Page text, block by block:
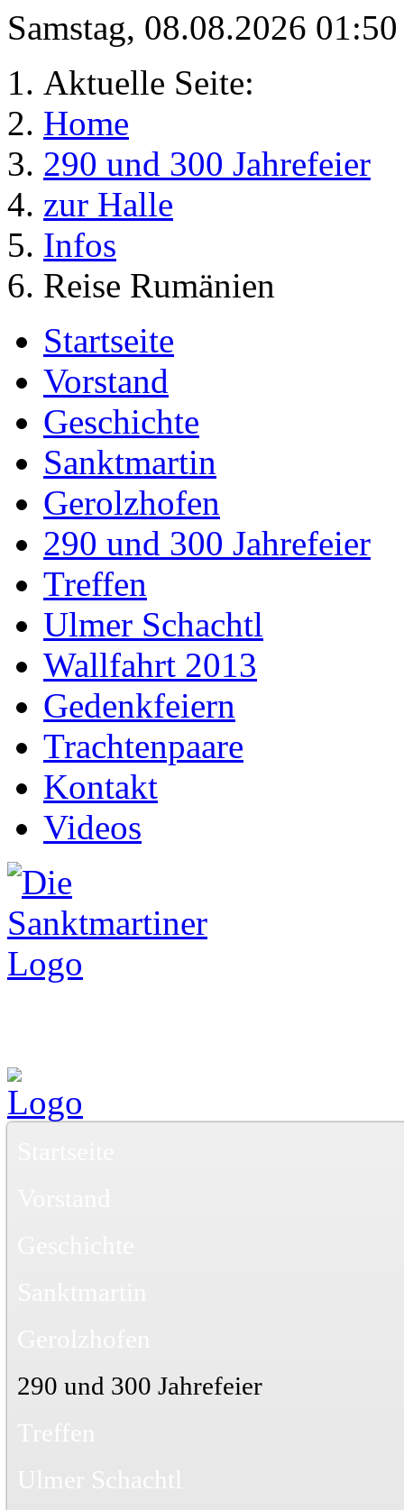
Samstag, 08.08.2026
Aktuelle Seite:
Home
290 und 300 Jahrefeier
zur Halle
Infos
Reise Rumänien
Startseite
Vorstand
Geschichte
Sanktmartin
Gerolzhofen
290 und 300 Jahrefeier
Treffen
Ulmer Schachtl
Wallfahrt 2013
Gedenkfeiern
Trachtenpaare
Kontakt
Videos
290 und 300 Jahrefeier